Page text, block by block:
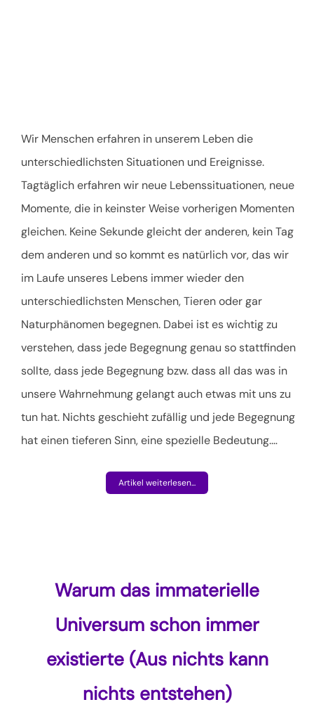
Wir Menschen erfahren in unserem Leben die
unterschiedlichsten Situationen und Ereignisse.
Tagtäglich erfahren wir neue Lebenssituationen, neue
Momente, die in keinster Weise vorherigen Momenten
gleichen. Keine Sekunde gleicht der anderen, kein Tag
dem anderen und so kommt es natürlich vor, das wir
im Laufe unseres Lebens immer wieder den
unterschiedlichsten Menschen, Tieren oder gar
Naturphänomen begegnen. Dabei ist es wichtig zu
verstehen, dass jede Begegnung genau so stattfinden
sollte, dass jede Begegnung bzw. dass all das was in
unsere Wahrnehmung gelangt auch etwas mit uns zu
tun hat. Nichts geschieht zufällig und jede Begegnung
hat einen tieferen Sinn, eine spezielle Bedeutung.…
Artikel weiterlesen...
Warum das immaterielle
Universum schon immer
existierte (Aus nichts kann
nichts entstehen)